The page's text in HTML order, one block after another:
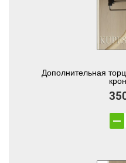
Дополнительная